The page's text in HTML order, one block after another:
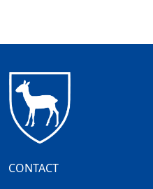
CONTACT